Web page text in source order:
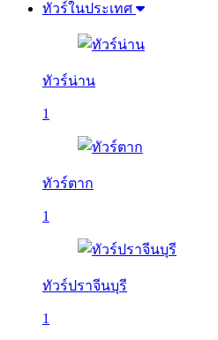
ทัวร์ในประเทศ
ทัวร์น่าน
1
ทัวร์ตาก
1
ทัวร์ปราจีนบุรี
1